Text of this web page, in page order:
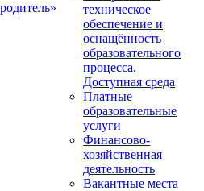
техническое
обеспечение и
оснащённость
образовательного
процесса.
Доступная среда
Платные
образовательные
услуги
Финансово-
хозяйственная
деятельность
Вакантные места